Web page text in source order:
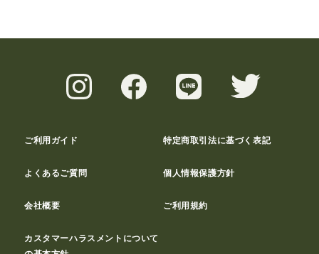
ご利用ガイド 特定商取引法に基づく表記
よくあるご質問 個人情報保護方針
会社概要 ご利用規約
カスタマーハラスメントについて